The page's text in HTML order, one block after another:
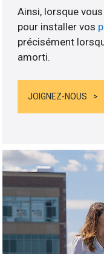
Ainsi, lorsque
pour installer vos
précisément
amorti.
JOIGNEZ-NOUS